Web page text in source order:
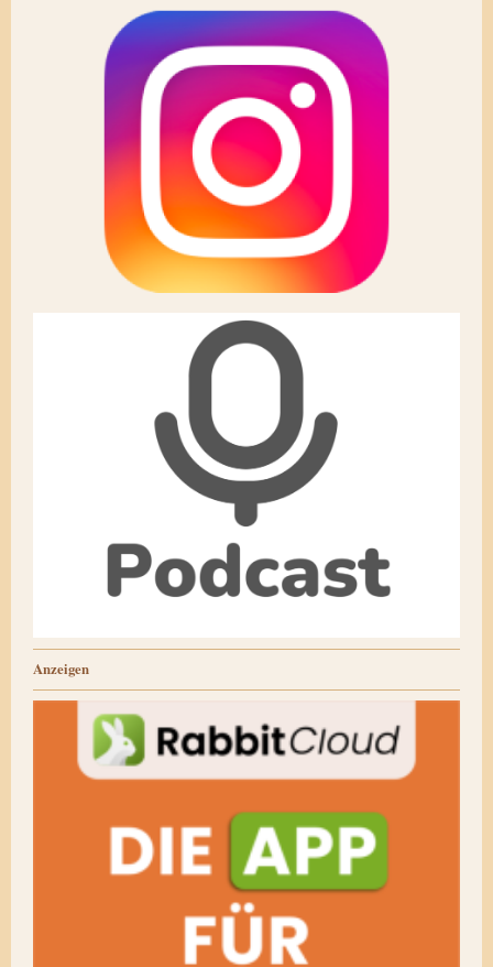
Anzeigen